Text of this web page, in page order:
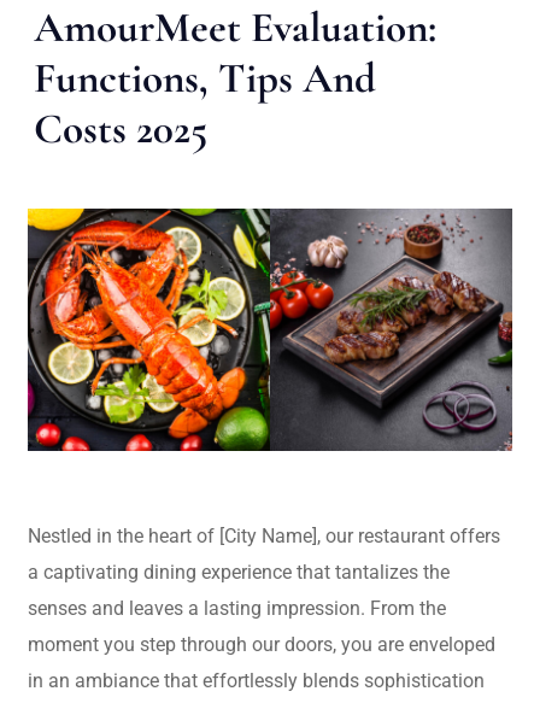
AmourMeet Evaluation:
Functions, Tips And
Costs 2025
Nestled in the heart of [City Name], our restaurant offers
a captivating dining experience that tantalizes the
senses and leaves a lasting impression. From the
moment you step through our doors, you are enveloped
in an ambiance that effortlessly blends sophistication